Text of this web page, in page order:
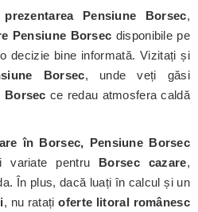
prezentarea Pensiune Borsec,
Pensiune Borsec disponibile pe
decizie bine informată. Vizitați și
Borsec, unde veți găsi
Borsec ce redau atmosfera caldă
în Borsec, Pensiune Borsec
variate pentru Borsec cazare,
În plus, dacă luați în calcul și un
, nu ratațioferte litoral românesc